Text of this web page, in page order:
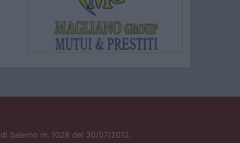
Salerno nr. 1028 del 30/07/2012.